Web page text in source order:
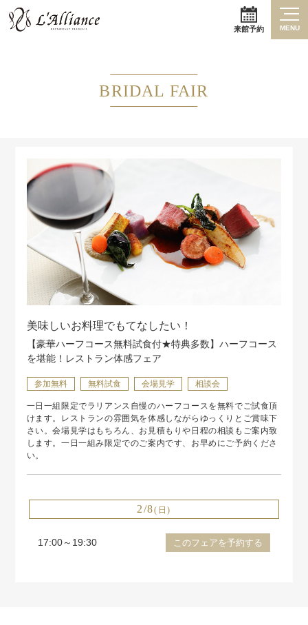
来館予約 MENU
BRIDAL FAIR
美味しいお料理でもてなしたい！
【豪華ハーフコース無料試食付★特典多数】ハーフコース
を堪能！レストラン体感フェア
参加無料 無料試食 会場見学 相談会
一日一組限定でラリアンス自慢のハーフコースを無料でご試食頂
けます。レストランの雰囲気を体感しながらゆっくりとご賞味下
さい。会場見学はもちろん、お見積もりや日程の相談もご案内致
します。一日一組み限定でのご案内です、お早めにご予約くださ
い。
2/8(日)
17:00～19:30 このフェアを予約する